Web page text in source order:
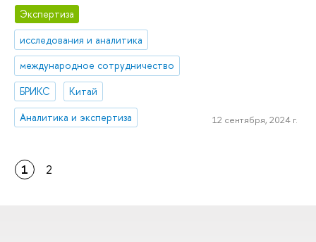
Экспертиза
исследования и аналитика
международное сотрудничество
БРИКС
Китай
Аналитика и экспертиза
12 сентября, 2024 г.
1 2